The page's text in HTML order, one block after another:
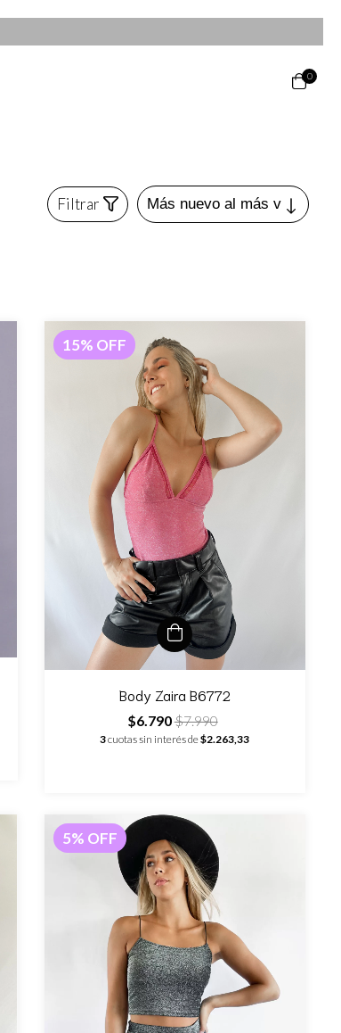
0
Filtrar
15% OFF
Body Zaira B6772
$6.790$7.990
3cuotas sin interés de$2.263,33
5% OFF